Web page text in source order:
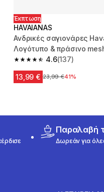
Έκπτωση
HAVAIANAS
Ανδρικές σαγιονάρες
Λογότυπο & πράσινο
4.6
4.6 out of 5 stars from 137
(137)
13,99 € Αρχική τιμή
23,99 €41%
Παραλαβή
Δωρεάν για